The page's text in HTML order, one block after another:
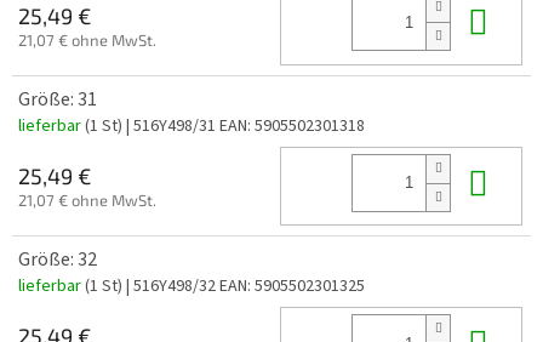
25,49 €
21,07 € ohne MwSt.
Größe: 31
lieferbar(1 St) | 516Y498/31 EAN: 5905502301318
25,49 €
21,07 € ohne MwSt.
Größe: 32
lieferbar(1 St) | 516Y498/32EAN: 5905502301325
25,49 €